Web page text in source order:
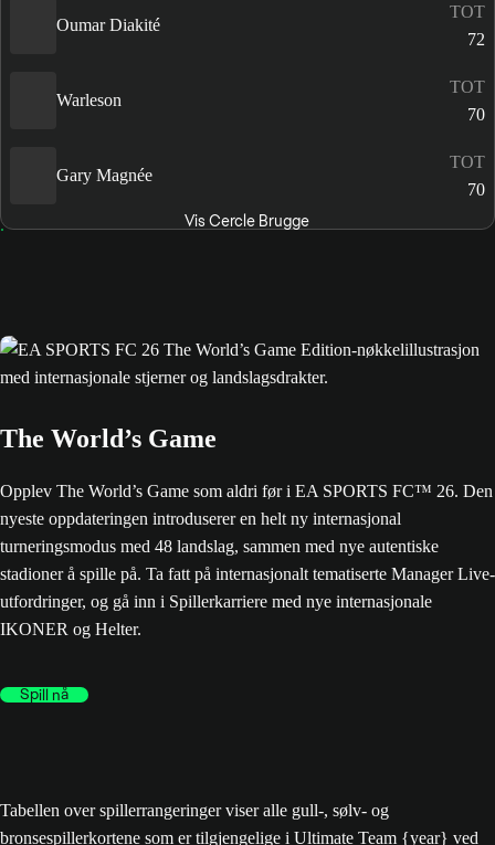
Oumar Diakité
TOT
72
Warleson
TOT
70
Gary Magnée
TOT
70
Vis Cercle Brugge
The World’s Game
Opplev The World’s Game som aldri før i EA SPORTS FC™ 26. Den
nyeste oppdateringen introduserer en helt ny internasjonal
turneringsmodus med 48 landslag, sammen med nye autentiske
stadioner å spille på. Ta fatt på internasjonalt tematiserte Manager Live-
utfordringer, og gå inn i Spillerkarriere med nye internasjonale
IKONER og Helter.
Spill nå
Tabellen over spillerrangeringer viser alle gull-, sølv- og
bronsespillerkortene som er tilgjengelige i Ultimate Team {year} ved